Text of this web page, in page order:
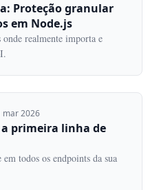
Proteção granular
em Node.js
realmente importa e
mar 2026
primeira linha de
todos os endpoints da sua